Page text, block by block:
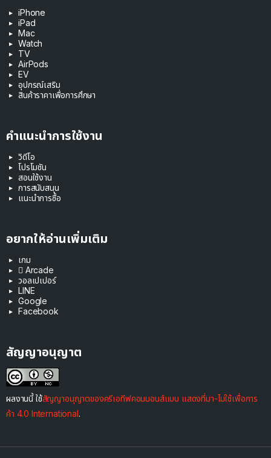
iPhone
iPad
Mac
Watch
TV
AirPods
EV
อุปกรณ์เสริม
สินค้าราคาเพื่อการศึกษา
คำแนะนำการใช้งาน
วิดีโอ
โปรโมชัน
สอนใช้งาน
การสนับสนุน
แนะนำการซื้อ
อยากให้อ่านเพิ่มเติม
เกม
 Arcade
วอลเปเปอร์
LINE
Google
Facebook
สัญญาอนุญาต
ผลงานนี้ ใช้สัญญาอนุญาตของครีเอทีฟคอมมอนส์แบบ แสดงที่มา-ไม่ใช้เพื่อการ
ค้า 4.0 International.